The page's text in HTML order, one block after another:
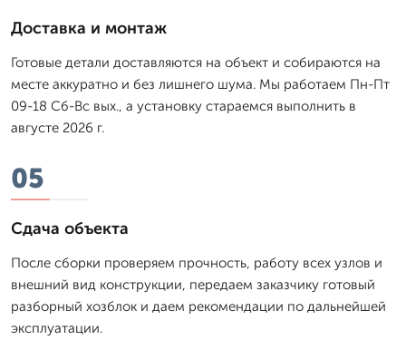
Доставка и монтаж
Готовые детали доставляются на объект и собираются на
месте аккуратно и без лишнего шума. Мы работаем Пн-Пт
09-18 Сб-Вс вых., а установку стараемся выполнить в
августе 2026 г.
05
Сдача объекта
После сборки проверяем прочность, работу всех узлов и
внешний вид конструкции, передаем заказчику готовый
разборный хозблок и даем рекомендации по дальнейшей
эксплуатации.